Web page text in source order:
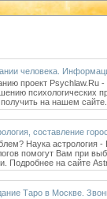
человека.
проект Psychlaw.Ru
психологических
на нашем
составление
Наука астрология
помогут Вам при
Подробнее на сайте
Таро в Москве.